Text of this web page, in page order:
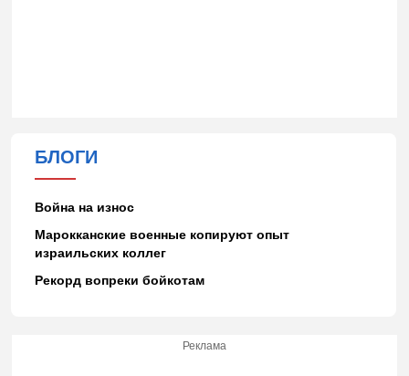
БЛОГИ
Война на износ
Марокканские военные копируют опыт
израильских коллег
Рекорд вопреки бойкотам
Реклама